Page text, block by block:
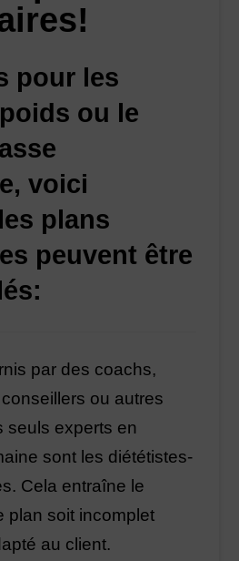
pour les
ou le
voici
plans
peuvent être
par des coachs,
ou autres
seuls experts en
sont les diététistes-
Cela entraîne le
plan soit incomplet
au client.